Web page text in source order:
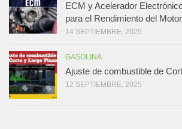
ECM y Acelerador
para el Rendimiento del Motor
14 SEPTIEMBRE, 2025
GASOLINA
Ajuste de combustible de
12 SEPTIEMBRE, 2025